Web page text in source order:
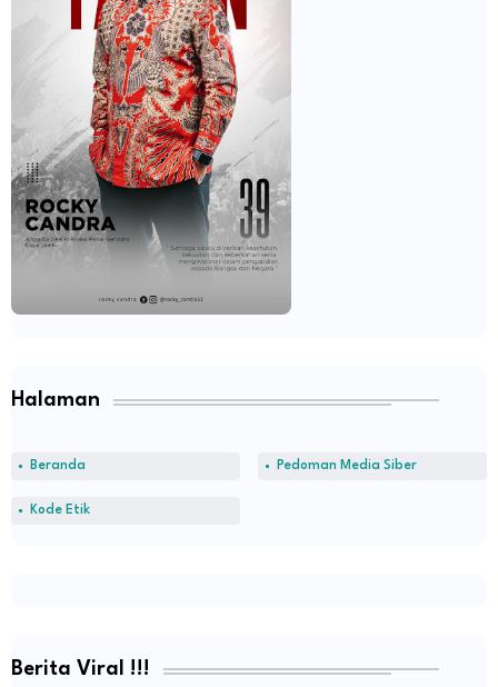
Halaman
Beranda Pedoman Media Siber
Kode Etik
Berita Viral !!!